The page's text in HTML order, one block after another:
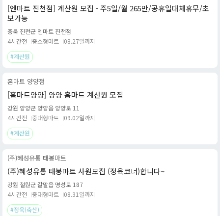
[엔마트 진천점] 계산원 모집 - 주5일/월 265만/공휴일대체휴무/초
보가능
충북 진천군 엔마트 진천점
4시간전
중소형마트
08.27일까지
#계산원
홈마트 양양점
[홈마트양양] 양양 홈마트 계산원 모집
강원 양양군 양양읍 양양로 11
4시간전
중대형마트
09.02일까지
#계산원
(주)혜성유통 태봉마트
(주)혜성유통 태봉마트 사원모집 (정육코너)합니다~
강원 철원군 갈말읍 명성로 187
4시간전
중대형마트
08.31일까지
#정육(축산)